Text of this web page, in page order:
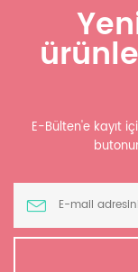
E-Bülten'e kayıt